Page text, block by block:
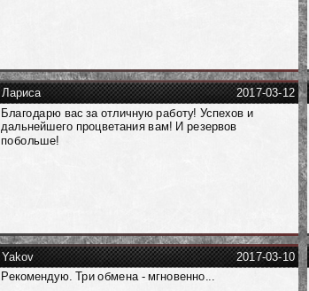
2017-03-12
Лариса
Благодарю вас за отличную работу! Успехов и
дальнейшего процветания вам! И резервов
побольше!
2017-03-10
Yakov
Рекомендую. Три обмена - мгновенно...